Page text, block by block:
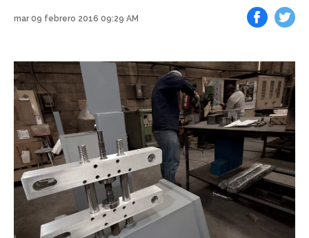
mar 09 febrero 2016 09:29 AM